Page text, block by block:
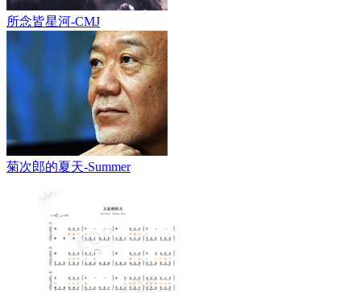
所念皆星河-CMJ
菊次郎的夏天-Summer